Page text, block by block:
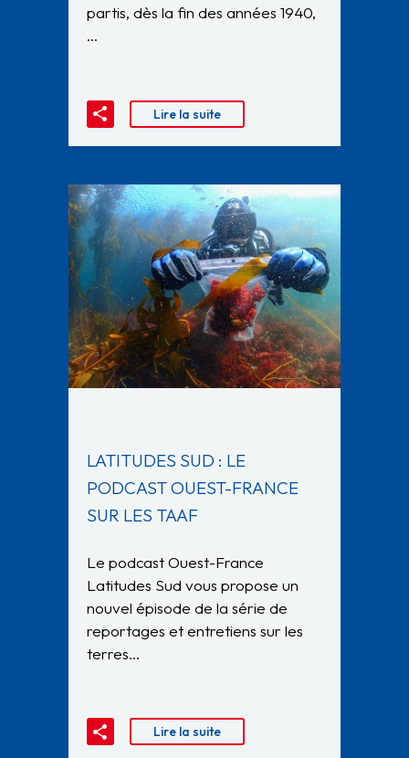
partis, dès la fin des années 1940,
…
Lire la suite
LATITUDES SUD : LE
PODCAST OUEST-FRANCE
SUR LES TAAF
Le podcast Ouest-France
Latitudes Sud vous propose un
nouvel épisode de la série de
reportages et entretiens sur les
terres…
Lire la suite